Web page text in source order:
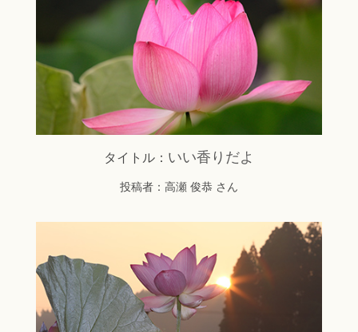
タイトル： いい香りだよ
投稿者：高瀬 俊恭 さん